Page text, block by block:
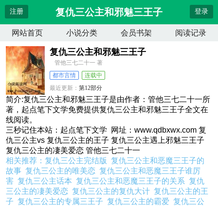
注册 复仇三公主和邪魅三王子 登录
网站首页 小说分类 会员书架 阅读记录
复仇三公主和邪魅三王子
管他三七二十一 著
都市言情
连载中
最近更新：第12部分
更新时间：2026-04-12 17:29:17
简介:复仇三公主和邪魅三王子是由作者：管他三七二十一所
著，起点笔下文学免费提供复仇三公主和邪魅三王子全文在
线阅读。
三秒记住本站：起点笔下文学 网址：www.qdbxwx.com 复
仇三公主vs 复仇三公主的王子 复仇三公主遇上邪魅三王子
复仇三公主的凄美爱恋 管他三七二十一
相关推荐：复仇三公主完结版复仇三公主和恶魔三王子的
故事复仇三公主的唯美恋复仇三公主和恶魔三王子谁厉
害复仇三公主话本复仇三公主和恶魔三王子的关系复仇
三公主的凄美爱恋复仇三公主的复仇大计复仇三公主的王
子复仇三公主的专属三王子复仇三公主的霸爱复仇三公